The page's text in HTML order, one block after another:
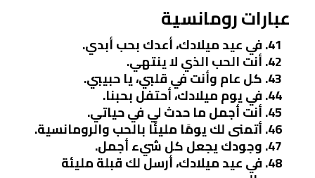
عبارات رومانسية
في عيد ميلادك، أعدك بحب أبدي.
أنت الحب الذي لا ينتهي.
كل عام وأنت في قلبي، يا حبيبي.
في يوم ميلادك، أحتفل بحبنا.
أنت أجمل ما حدث لي في حياتي.
أتمنى لك يومًا مليئًا بالحب والرومانسية.
وجودك يجعل كل شيء أجمل.
في عيد ميلادك، أرسل لك قبلة مليئة